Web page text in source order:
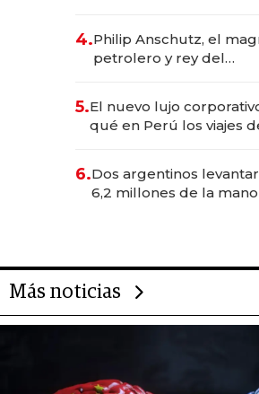
4.Philip Anschutz, el
petrolero y rey del
Fénix
5.El nuevo lujo
qué en Perú los viajes
transformadoras
6.Dos argentinos
6,2 millones de la
Más noticias